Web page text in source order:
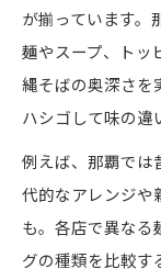
が揃っています。
麺やスープ、トッ
縄そばの奥深さを
ハシゴして味の違
例えば、那覇では
代的なアレンジや
も。各店で異なる
グの種類を比較す